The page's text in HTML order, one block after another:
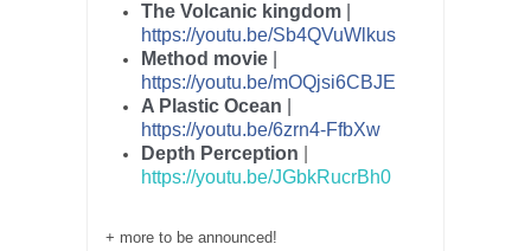
The Volcanic kingdom
https://youtu.be/Sb4QVuWlkus
Method movie
https://youtu.be/mOQjsi6CBJE
A Plastic Ocean
https://youtu.be/6zrn4-FfbXw
Depth Perception
https://youtu.be/JGbkRucrBh0
+ more to be announced!